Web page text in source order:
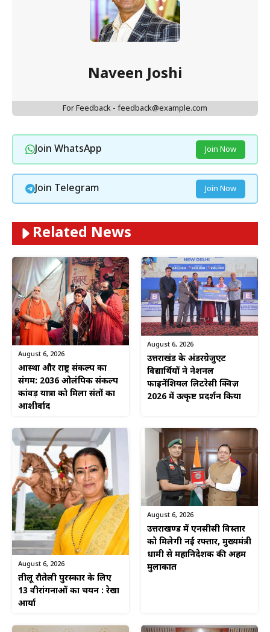
Naveen Joshi
For Feedback - feedback@example.com
Join WhatsApp Join Now
Join Telegram Join Now
Related News
August 6, 2026
आस्था और राष्ट्र संकल्प का
संगम: 2036 ओलंपिक संकल्प
कांवड़ यात्रा को मिला संतों का
आशीर्वाद
August 6, 2026
उत्तराखंड के अंडरग्रेजुएट
विद्यार्थियों ने नेशनल
फाइनेंशियल लिटरेसी क्विज़
2026 में उत्कृष्ट प्रदर्शन किया
August 6, 2026
तीलू रौतेली पुरस्कार के लिए
13 वीरांगनाओं का चयन : रेखा
आर्या
August 6, 2026
उत्तराखण्ड में एनसीसी विस्तार
को मिलेगी नई रफ्तार, मुख्यमंत्री
धामी से महानिदेशक की अहम
मुलाकात